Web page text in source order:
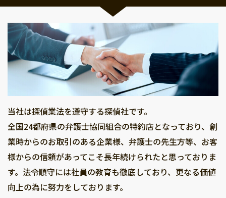
当社は探偵業法を遵守する探偵社です。
全国24都府県の弁護士協同組合の特約店となっており、創
業時からのお取引のある企業様、弁護士の先生方等、お客
様からの信頼があってこそ長年続けられたと思っておりま
す。法令順守には社員の教育も徹底しており、更なる価値
向上の為に努力をしております。